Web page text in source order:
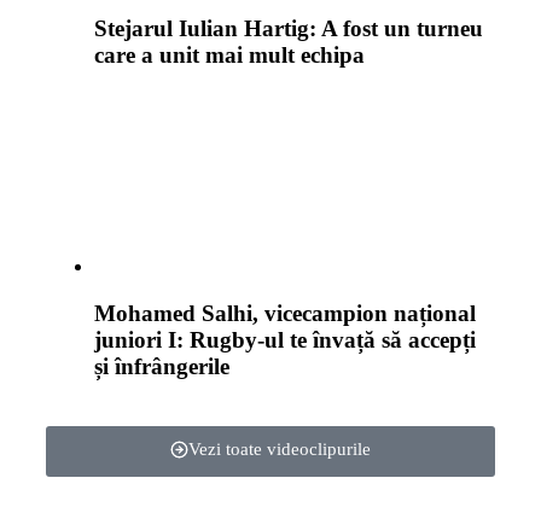
Stejarul Iulian Hartig: A fost un turneu
care a unit mai mult echipa
Mohamed Salhi, vicecampion național
juniori I: Rugby-ul te învață să accepți
și înfrângerile
Vezi toate videoclipurile